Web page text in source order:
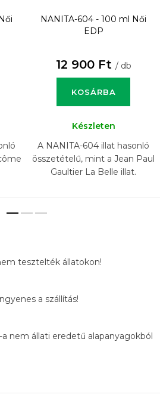
Női
NANITA-604 - 100 ml
Női
EDP
12 900 Ft / db
KOSÁRBA
Készleten
A NANITA-604 illat hasonló
összetételű, mint a Jean Paul
Gaultier La Belle illat.
tesztelték állatokon!
a szállítás!
nem állati eredetű alapanyagokból